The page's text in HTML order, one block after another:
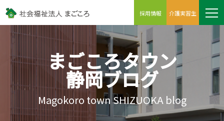
採用情報 介護実習生
まごころタウン
静岡ブログ
Magokoro town SHIZUOKA blog